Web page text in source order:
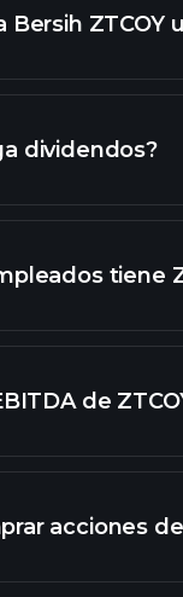
laporan
Bersih
dividendos?
tiene
de
acciones de